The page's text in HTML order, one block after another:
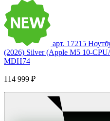
арт. 17215
(2026) Silver (Apple M5 10-
MDH74
114 999 ₽